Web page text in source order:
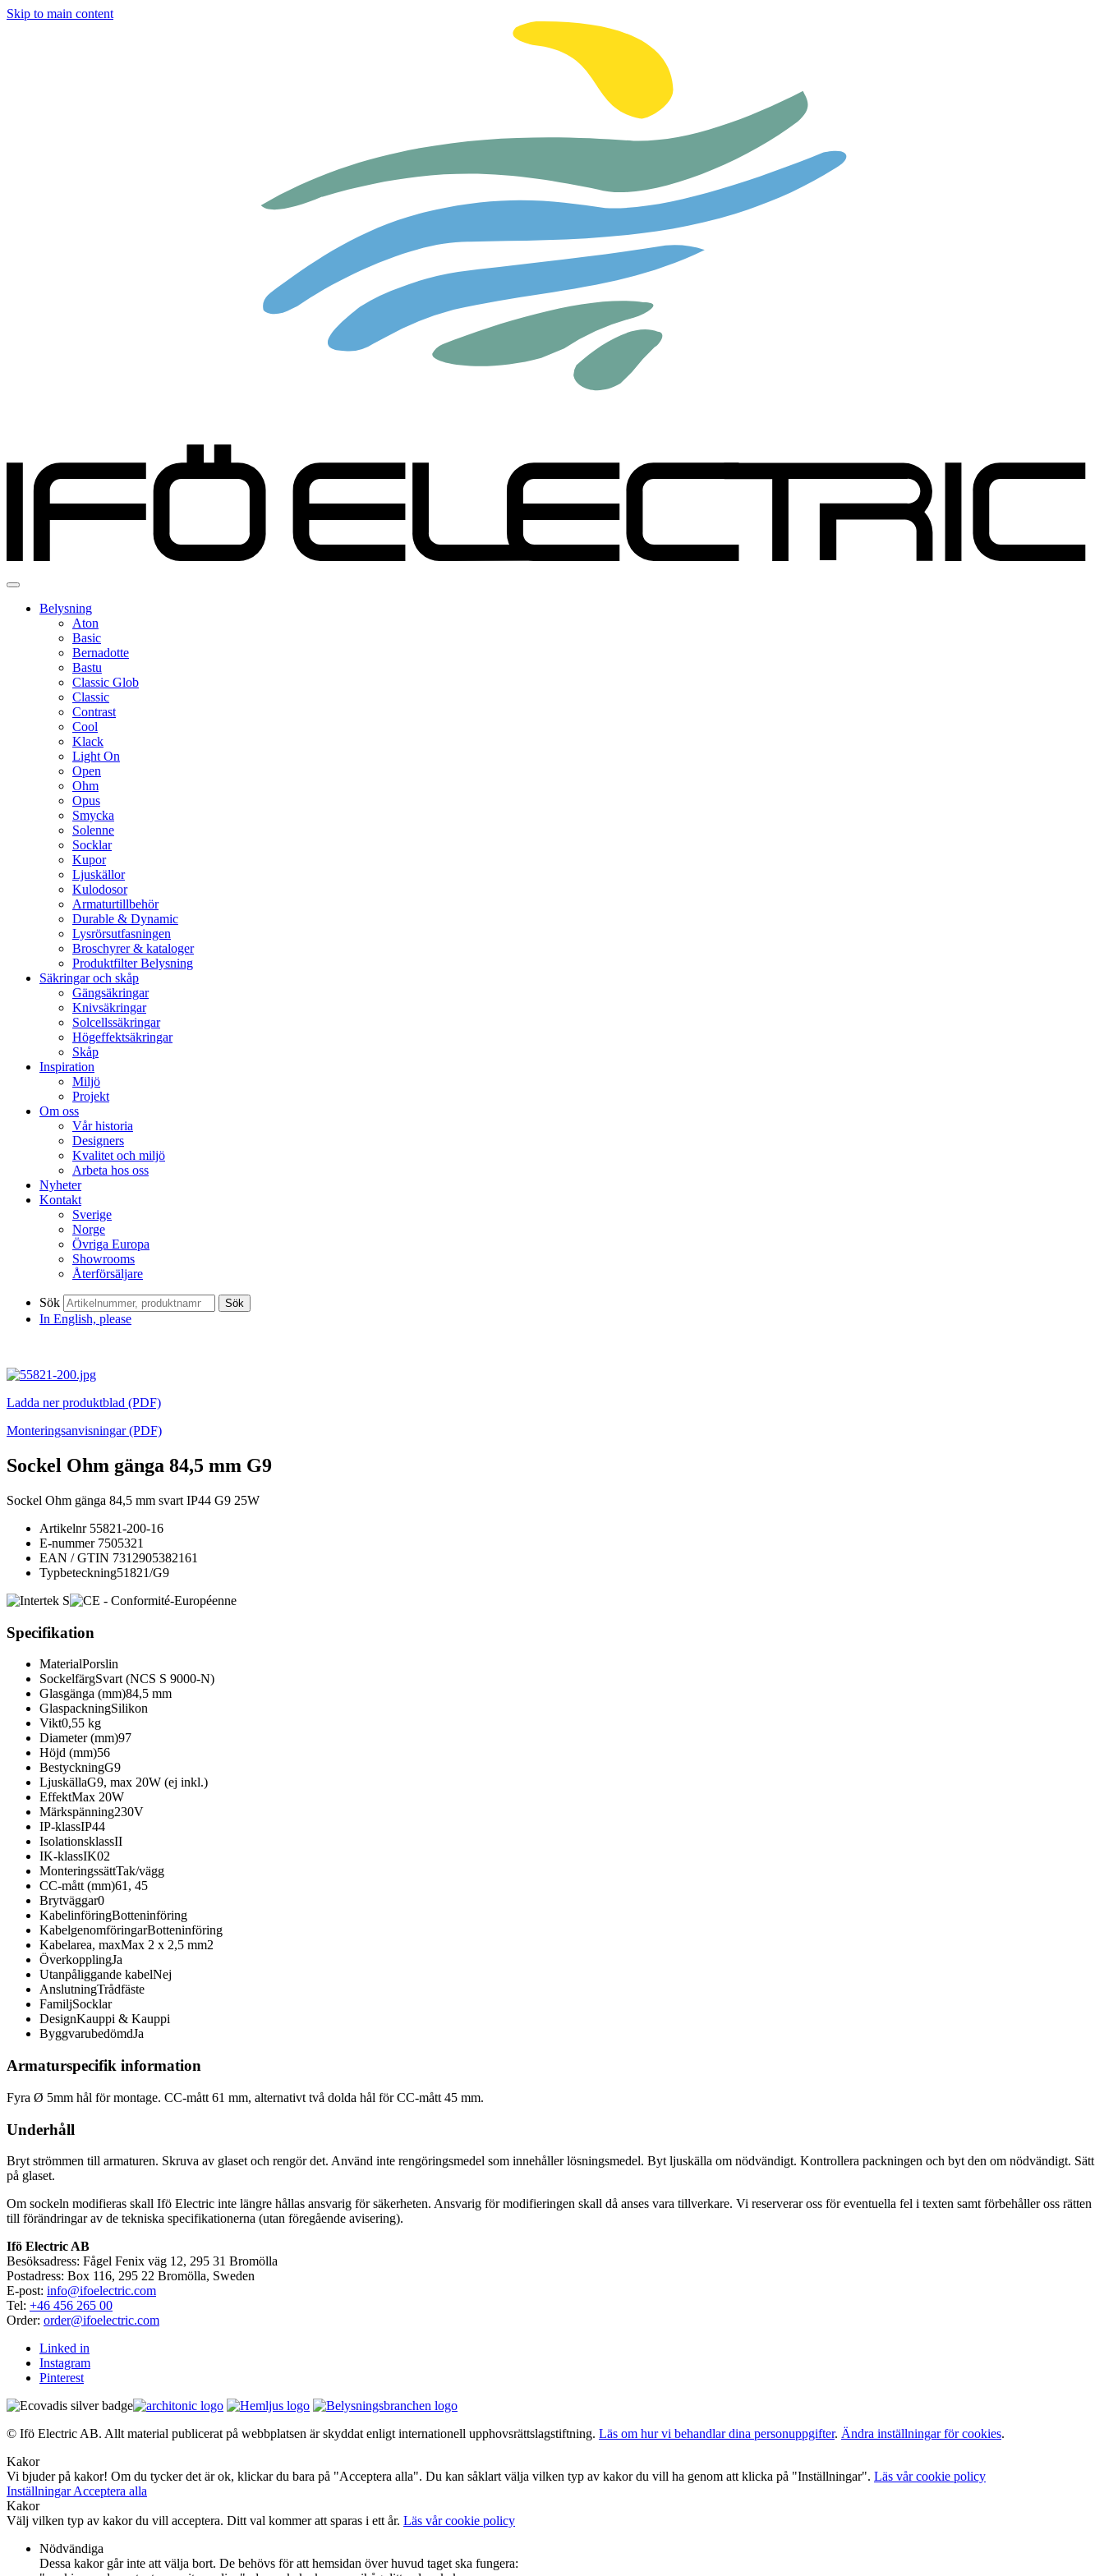
Skip to main content
Belysning
Aton
Basic
Bernadotte
Bastu
Classic Glob
Classic
Contrast
Cool
Klack
Light On
Open
Ohm
Opus
Smycka
Solenne
Socklar
Kupor
Ljuskällor
Kulodosor
Armaturtillbehör
Durable & Dynamic
Lysrörsutfasningen
Broschyrer & kataloger
Produktfilter Belysning
Säkringar och skåp
Gängsäkringar
Knivsäkringar
Solcellssäkringar
Högeffektsäkringar
Skåp
Inspiration
Miljö
Projekt
Om oss
Vår historia
Designers
Kvalitet och miljö
Arbeta hos oss
Nyheter
Kontakt
Sverige
Norge
Övriga Europa
Showrooms
Återförsäljare
Sök Sök
In English, please
Ladda ner produktblad (PDF)
Monteringsanvisningar (PDF)
Sockel Ohm gänga 84,5 mm G9
Sockel Ohm gänga 84,5 mm svart IP44 G9 25W
Artikelnr55821-200-16
E-nummer7505321
EAN / GTIN 7312905382161
Typbeteckning51821/G9
Specifikation
MaterialPorslin
SockelfärgSvart (NCS S 9000-N)
Glasgänga (mm)84,5 mm
GlaspackningSilikon
Vikt0,55 kg
Diameter (mm)97
Höjd (mm)56
BestyckningG9
LjuskällaG9, max 20W (ej inkl.)
EffektMax 20W
Märkspänning230V
IP-klassIP44
IsolationsklassII
IK-klassIK02
MonteringssättTak/vägg
CC-mått (mm)61, 45
Brytväggar0
KabelinföringBotteninföring
KabelgenomföringarBotteninföring
Kabelarea, maxMax 2 x 2,5 mm2
ÖverkopplingJa
Utanpåliggande kabelNej
AnslutningTrådfäste
FamiljSocklar
DesignKauppi & Kauppi
ByggvarubedömdJa
Armaturspecifik information
Fyra Ø 5mm hål för montage. CC-mått 61 mm, alternativt två dolda hål för CC-mått 45 mm.
Underhåll
Bryt strömmen till armaturen. Skruva av glaset och rengör det. Använd inte rengöringsmedel som innehåller lösningsmedel. Byt ljuskälla om nödvändigt. Kontrollera packningen och byt den om nödvändigt. Sätt
på glaset.
Om sockeln modifieras skall Ifö Electric inte längre hållas ansvarig för säkerheten. Ansvarig för modifieringen skall då anses vara tillverkare. Vi reserverar oss för eventuella fel i texten samt förbehåller oss rätten
till förändringar av de tekniska specifikationerna (utan föregående avisering).
Ifö Electric AB
Besöksadress: Fågel Fenix väg 12, 295 31 Bromölla
Postadress: Box 116, 295 22 Bromölla, Sweden
E-post: info@ifoelectric.com
Tel: +46 456 265 00
Order: order@ifoelectric.com
Linked in
Instagram
Pinterest
© Ifö Electric AB. Allt material publicerat på webbplatsen är skyddat enligt internationell upphovsrättslagstiftning. Läs om hur vi behandlar dina personuppgifter. Ändra inställningar för cookies.
Kakor
Vi bjuder på kakor! Om du tycker det är ok, klickar du bara på "Acceptera alla". Du kan såklart välja vilken typ av kakor du vill ha genom att klicka på "Inställningar". Läs vår cookie policy
InställningarAcceptera alla
Kakor
Välj vilken typ av kakor du vill acceptera. Ditt val kommer att sparas i ett år. Läs vår cookie policy
Nödvändiga
Dessa kakor går inte att välja bort. De behövs för att hemsidan över huvud taget ska fungera: